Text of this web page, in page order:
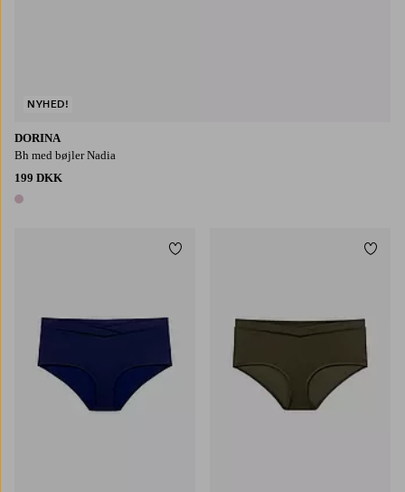
DORINA
Bh med bøjler Nadia
199 DKK
1 farve
NYHED!
Tilføj til favoritter